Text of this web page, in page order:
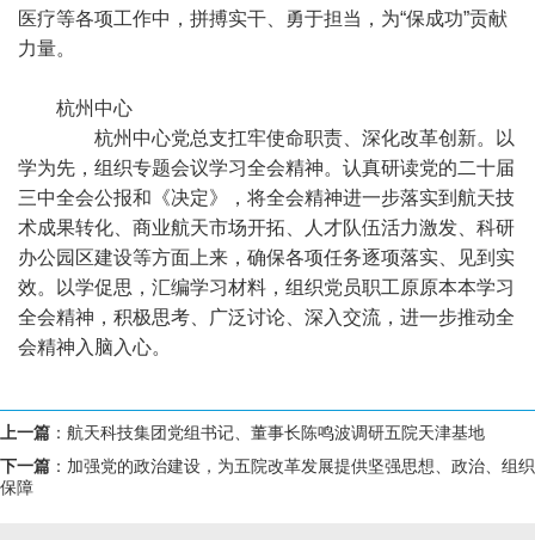
医疗等各项工作中，拼搏实干、勇于担当，为“保成功”贡献
力量。
杭州中心
杭州中心党总支扛牢使命职责、深化改革创新。以
学为先，组织专题会议学习全会精神。认真研读党的二十届
三中全会公报和《决定》，将全会精神进一步落实到航天技
术成果转化、商业航天市场开拓、人才队伍活力激发、科研
办公园区建设等方面上来，确保各项任务逐项落实、见到实
效。以学促思，汇编学习材料，组织党员职工原原本本学习
全会精神，积极思考、广泛讨论、深入交流，进一步推动全
会精神入脑入心。
上一篇 ： 航天科技集团党组书记、董事长陈鸣波调研五院天津基地
下一篇 ： 加强党的政治建设，为五院改革发展提供坚强思想、政治、组织
保障